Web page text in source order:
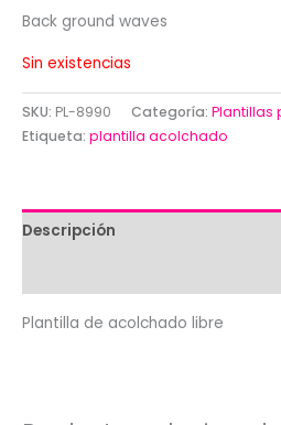
Back ground waves
Sin existencias
SKU: PL-8990 Categoría:
Etiqueta: plantilla acolchado
Descripción
Plantilla de acolchado libre